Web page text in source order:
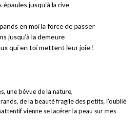
jusqu’à la rive
en moi la force de passer
jusqu’à la demeure
qui en toi mettent leur joie !
une bévue de la nature,
de la beauté fragile des petits, l’oublié
vienne se lacérer la peau sur mes